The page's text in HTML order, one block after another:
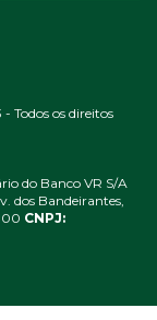
Todos os direitos
do Banco VR S/A
dos Bandeirantes,
CNPJ: